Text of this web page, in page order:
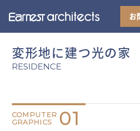
お
変形地に建つ光の家
RESIDENCE
COMPUTER
GRAPHICS
01